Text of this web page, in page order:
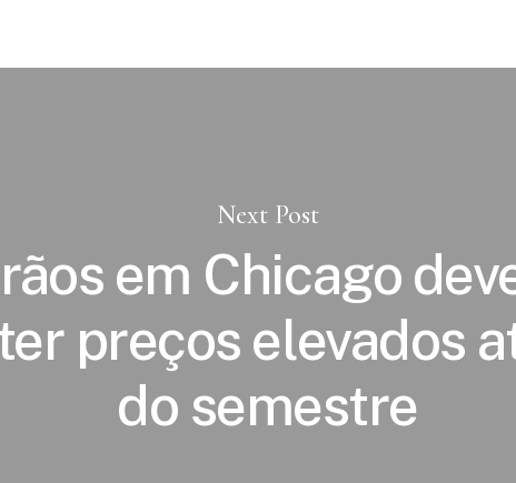
Next Post
em Chicago
preços elevados
do semestre